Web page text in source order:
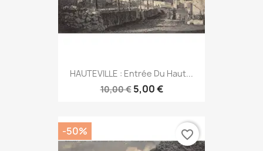
HAUTEVILLE : Entrée Du Haut...
10,00 € 5,00 €
-50% favorite_border